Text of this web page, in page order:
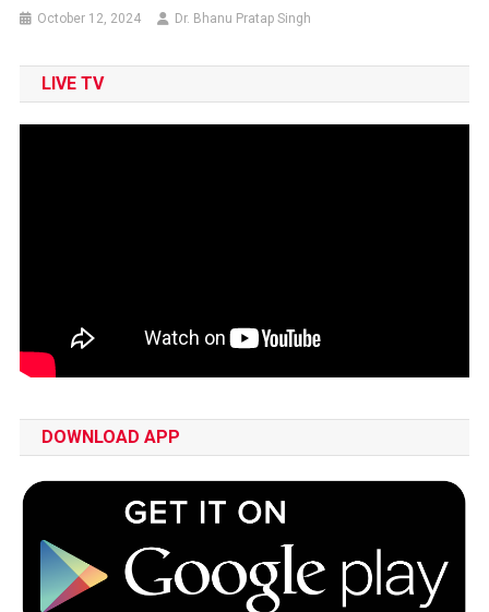
October 12, 2024 Dr. Bhanu Pratap Singh
LIVE TV
DOWNLOAD APP